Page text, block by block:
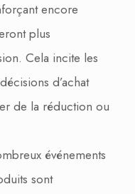
encore
plus
Cela incite les
d’achat
de la réduction ou
événements
sont